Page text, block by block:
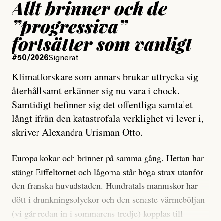
Allt brinner och de
”progressiva”
fortsätter som vanligt
#50/2026Signerat
Klimatforskare som annars brukar uttrycka sig
återhållsamt erkänner sig nu vara i chock.
Samtidigt befinner sig det offentliga samtalet
långt ifrån den katastrofala verklighet vi lever i,
skriver Alexandra Urisman Otto.
Europa kokar och brinner på samma gång. Hettan har
stängt Eiffeltornet och lågorna står höga strax utanför
den franska huvudstaden. Hundratals människor har
dött i drunkningsolyckor och den senaste värmeböljan
(vi går redan in i sommarens tredje) kopplas till